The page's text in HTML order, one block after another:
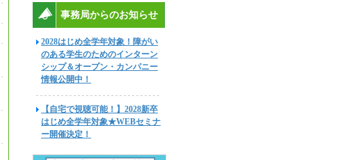
事務局からのお知らせ
2028はじめ全学年対象！障がい
のある学生のためのインターン
シップ＆オープン・カンパニー
情報公開中！
【自宅で視聴可能！】2028新卒
はじめ全学年対象★WEBセミナ
ー開催決定！